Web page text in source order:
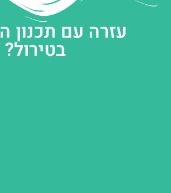
עזרה עם תכנון
בטירול?